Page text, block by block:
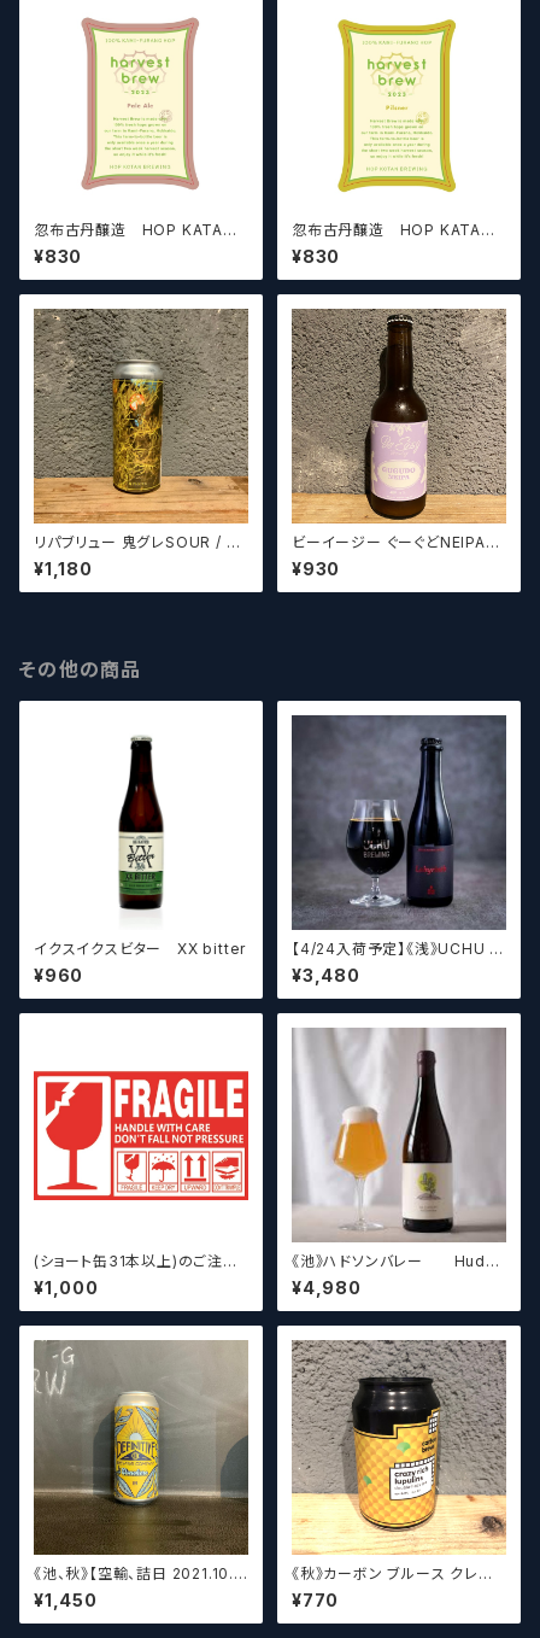
忽布古丹醸造 HOP KATAN
HARVEST BREW 2023 Pale
Ale【クラフトビール】
¥830
忽布古丹醸造 HOP KATAN
HARVEST BREW 2023 Pilsn
er【クラフトビール】
¥830
リパブリュー 鬼グレSOUR / Re
PuBrew Oni Gure Sour 【ク
ラフトビールシザーズ】
¥1,180
ビーイージー ぐーぐどNEIPA
Be Easy Gu-gudo NEIPA【ク
ラフトビール】
¥930
その他の商品
イクスイクスビター XX bitter
¥960
【4/24入荷予定】《浅》UCHU B
REWING LabyrinthN【クラフト
ビール】
¥3,480
(ショート缶31本以上)のご注文
の場合いこちらをご購入くださ
い。 【クラフトビール】
¥1,000
《池》ハドソンバレー Hudso
n Valley Blossom
¥4,980
《池、秋》【空輸、詰日 2021.10.2
6】ディフィニティブ エルスウェア
/ Definitive Elsewhere
¥1,450
《秋》カーボン ブルース クレイ
ジーリッチルプリンズ Carbo
n Brews Crazy rich Lupulin
s【クラフトビール】
¥770